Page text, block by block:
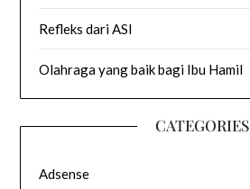
Refleks dari ASI
Olahraga yang baik bagi Ibu Hamil
CATEGORIES
Adsense